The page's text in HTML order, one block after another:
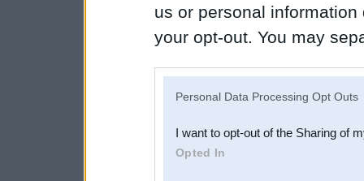
us or personal
your opt-out. You may
Downstream Participants
third parties.
Personal Data Processing Opt Outs
I want to opt-out of the Sharing of
Opted In